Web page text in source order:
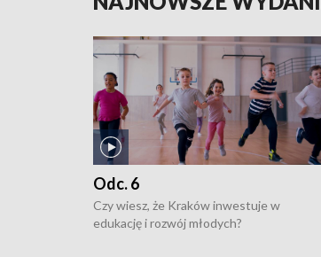
Odc. 6
Czy wiesz, że Kraków inwestuje w
edukację i rozwój młodych?